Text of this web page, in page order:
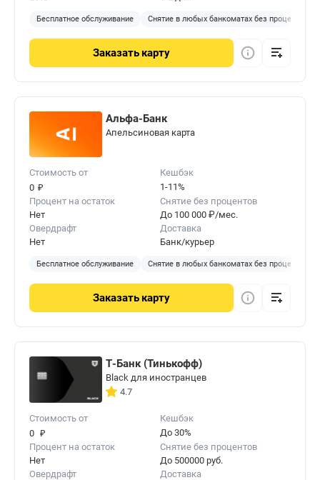
Бесплатное обслуживание Снятие в любых банкоматах без процентов
Заказать карту
Альфа-Банк
Апельсиновая карта
Стоимость от
0 ₽
Кешбэк
1-11%
Процент на остаток
Нет
Снятие без процентов
До 100 000 ₽/мес.
Овердрафт
Нет
Доставка
Банк/курьер
Бесплатное обслуживание Снятие в любых банкоматах без процентов
Заказать карту
Т-Банк (Тинькофф)
Black для иностранцев
4.7
Стоимость от
0 ₽
Кешбэк
До 30%
Процент на остаток
Нет
Снятие без процентов
До 500000 руб.
Овердрафт
Доставка